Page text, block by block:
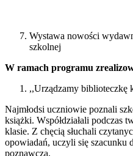
Wystawa nowości
szkolnej
W ramach programu
,,Urządzamy biblioteczkę
Najmłodsi uczniowie poznali
książki. Współdziałali podczas
klasie. Z chęcią słuchali
opowiadań, uczyli się szacunku
poznawczą.